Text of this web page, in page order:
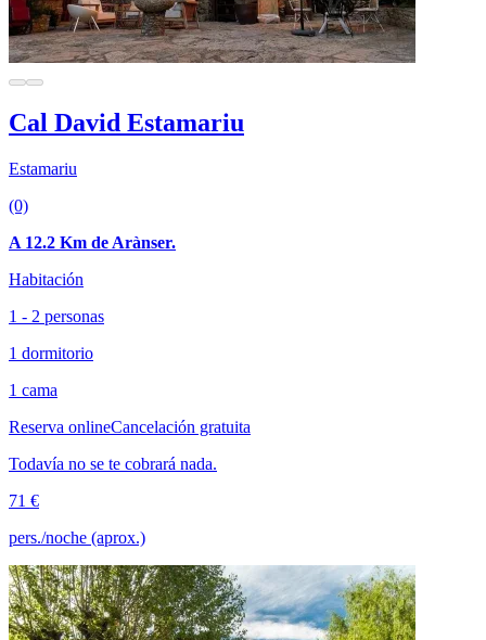
Cal David Estamariu
Estamariu
(0)
A 12.2 Km de Arànser.
Habitación
1 - 2 personas
1 dormitorio
1 cama
Reserva onlineCancelación gratuita
Todavía no se te cobrará nada.
71 €
pers./noche (aprox.)